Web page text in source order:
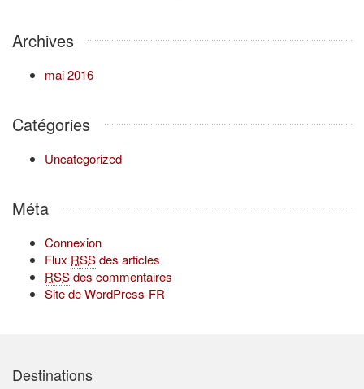
Archives
mai 2016
Catégories
Uncategorized
Méta
Connexion
Flux RSSdes articles
RSSdes commentaires
Site de WordPress-FR
Destinations